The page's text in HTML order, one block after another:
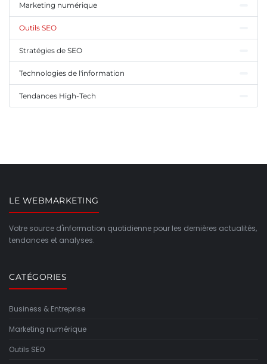
Marketing numérique
Outils SEO
Stratégies de SEO
Technologies de l'information
Tendances High-Tech
LE WEBMARKETING
Votre source d'information quotidienne pour les dernières actualités,
tendances et analyses.
CATÉGORIES
Business & Entreprise
Marketing numérique
Outils SEO